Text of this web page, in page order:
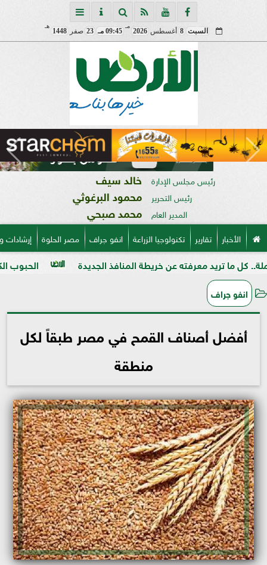
السبت 8 أغسطس 2026
مـ
09:45 مـ 23 صفر 1448
هـ
رئيس مجلس الإدارة خالد سيف
رئيس التحرير محمود البرغوثي
المدير العام محمد صبحي
الأخبار تقارير تكنولوجيا الزراعة انفو جراف مصر الحلوة
الحبوب الكاملة معرفته عن خريطة المنافذ الجديدة
انفو جراف
أفضل أصناف القمح في مصر طبقاً لكل
منطقة